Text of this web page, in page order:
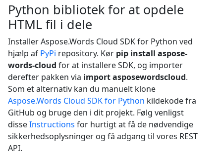
Python bibliotek for at opdele
HTML fil i dele
Installer Aspose.Words Cloud SDK for Python ved
hjælp af PyPi repository. Kør pip install aspose-
words-cloud for at installere SDK, og importer
derefter pakken via import asposewordscloud.
Som et alternativ kan du manuelt klone
Aspose.Words Cloud SDK for Python kildekode fra
GitHub og bruge den i dit projekt. Følg venligst
disseInstructions for hurtigt at få de nødvendige
sikkerhedsoplysninger og få adgang til vores REST
API.